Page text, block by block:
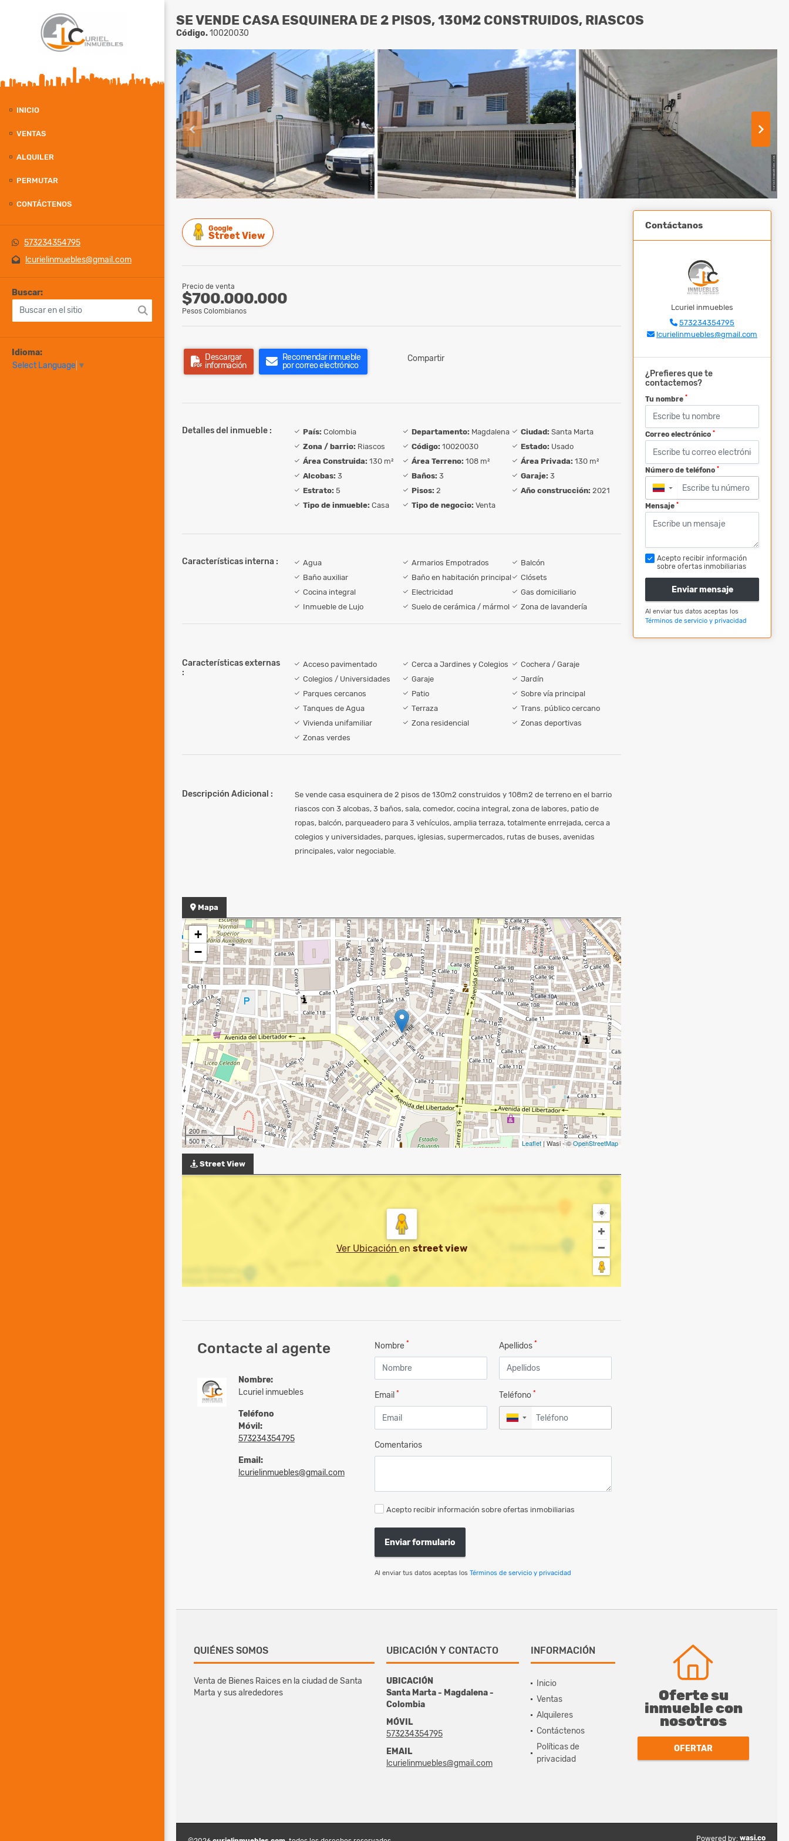
INICIO
VENTAS
ALQUILER
PERMUTAR
CONTÁCTENOS
573234354795
lcurielinmuebles@gmail.com
Buscar:
Idioma:
Select Language ▼
SE VENDE CASA ESQUINERA DE 2 PISOS, 130M2 CONSTRUIDOS, RIASCOS
Código.10020030
Google
Street View
Precio de venta
$700.000.000
Pesos Colombianos
Descargar
información
Recomendar inmueble
por correo electrónico
Compartir
Detalles del inmueble : País: Colombia Departamento: Magdalena Ciudad: Santa Marta
Zona / barrio: Riascos Código: 10020030 Estado: Usado
Área Construida: 130 m² Área Terreno: 108 m² Área Privada: 130 m²
Alcobas: 3 Baños: 3 Garaje: 3
Estrato: 5 Pisos: 2 Año construcción: 2021
Tipo de inmueble: Casa Tipo de negocio: Venta
Características interna : Agua Armarios Empotrados
Balcón
Baño auxiliar
Baño en habitación principal
Clósets
Cocina integral
Electricidad
Gas domiciliario
Inmueble de Lujo
Suelo de cerámica / mármol Zona de lavandería
Características externas
:
Acceso pavimentado Cerca a Jardines y Colegios
Cochera / Garaje
Colegios / Universidades
Garaje
Jardín
Parques cercanos
Patio
Sobre vía principal
Tanques de Agua
Terraza
Trans. público cercano
Vivienda unifamiliar
Zona residencial
Zonas deportivas
Zonas verdes
Descripción Adicional :
Se vende casa esquinera de 2 pisos de 130m2 construidos y 108m2 de terreno en el barrio
riascos con 3 alcobas, 3 baños, sala, comedor, cocina integral, zona de labores, patio de
ropas, balcón, parqueadero para 3 vehículos, amplia terraza, totalmente enrrejada, cerca a
colegios y universidades, parques, iglesias, supermercados, rutas de buses, avenidas
principales, valor negociable.
Mapa
+
−
200 m
500 ft
Leaflet | Wasi - ©OpenStreetMap
Street View
Ver Ubicación en street view
Contacte al agente
Nombre:
Lcuriel inmuebles
Teléfono
Móvil:
573234354795
Email:
lcurielinmuebles@gmail.com
Nombre * Apellidos *
Email * Teléfono *
▼
Comentarios
Acepto recibir información sobre ofertas inmobiliarias
Enviar formulario
Al enviar tus datos aceptas los Términos de servicio y privacidad
Contáctanos
Lcuriel inmuebles
573234354795
lcurielinmuebles@gmail.com
¿Prefieres que te
contactemos?
Tu nombre *
Correo electrónico *
Número de teléfono *
▼
Mensaje *
Acepto recibir información
sobre ofertas inmobiliarias
Enviar mensaje
Al enviar tus datos aceptas los
Términos de servicio y privacidad
QUIÉNES SOMOS
Venta de Bienes Raices en la ciudad de Santa
Marta y sus alrededores
UBICACIÓN Y CONTACTO
UBICACIÓN
Santa Marta - Magdalena -
Colombia
MÓVIL
573234354795
EMAIL
lcurielinmuebles@gmail.com
INFORMACIÓN
Inicio
Ventas
Alquileres
Contáctenos
Políticas de
privacidad
Oferte su
inmueble con
nosotros
OFERTAR
Powered by: wasi.co